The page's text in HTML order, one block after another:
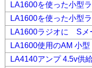
LA1600を使った小型
LA1600を使った小型
LA1600ラジオに Sメ
LA1600使用のAM 小
LA4140アンプ 4.5v供